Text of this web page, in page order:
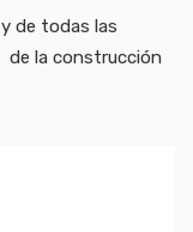
de todas las
la construcción